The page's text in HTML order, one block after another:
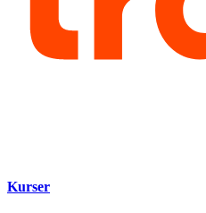
Kurser